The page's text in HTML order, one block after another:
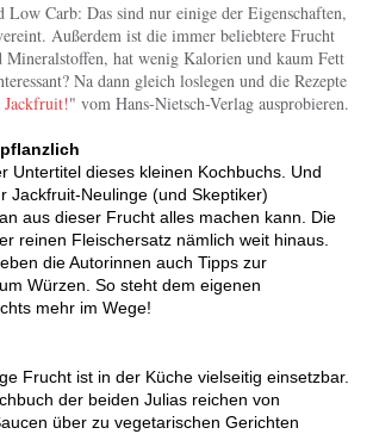
Low Carb: Das sind nur einige der Eigenschaften,
Außerdem ist die immer beliebtere Frucht
Mineralstoffen, hat wenig Kalorien und kaum Fett
Na dann gleich loslegen und die Rezepte
Jackfruit!" vom Hans-Nietsch-Verlag ausprobieren.
Untertitel dieses kleinen Kochbuchs. Und
Jackfruit-Neulinge (und Skeptiker)
aus dieser Frucht alles machen kann. Die
reinen Fleischersatz nämlich weit hinaus.
die Autorinnen auch Tipps zur
Würzen. So steht dem eigenen
mehr im Wege!
Frucht ist in der Küche vielseitig einsetzbar.
der beiden Julias reichen von
über zu vegetarischen Gerichten